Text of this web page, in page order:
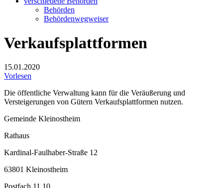
Behörden
Behördenwegweiser
Verkaufsplattformen
15.01.2020
Vorlesen
Die öffentliche Verwaltung kann für die Veräußerung und
Versteigerungen von Gütern Verkaufsplattformen nutzen.
Gemeinde Kleinostheim
Rathaus
Kardinal-Faulhaber-Straße 12
63801 Kleinostheim